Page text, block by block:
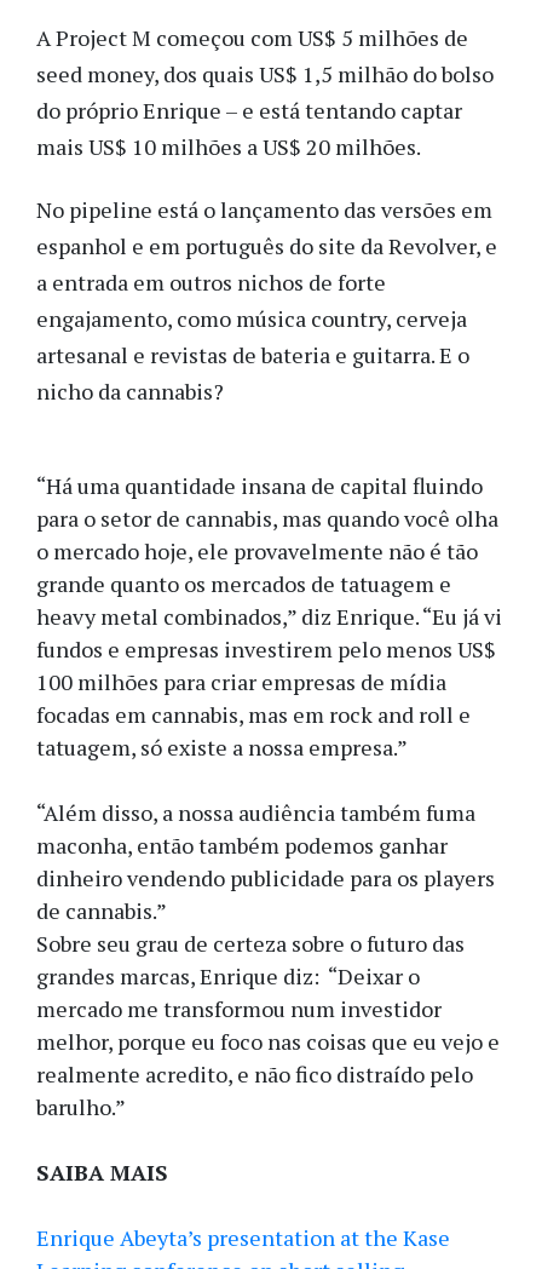
A Project M começou com US$ 5 milhões de
seed money, dos quais US$ 1,5 milhão do bolso
do próprio Enrique – e está tentando captar
mais US$ 10 milhões a US$ 20 milhões.
No pipeline está o lançamento das versões em
espanhol e em português do site da Revolver, e
a entrada em outros nichos de forte
engajamento, como música country, cerveja
artesanal e revistas de bateria e guitarra. E o
nicho da cannabis?
“Há uma quantidade insana de capital fluindo
para o setor de cannabis, mas quando você olha
o mercado hoje, ele provavelmente não é tão
grande quanto os mercados de tatuagem e
heavy metal combinados,” diz Enrique. “Eu já vi
fundos e empresas investirem pelo menos US$
100 milhões para criar empresas de mídia
focadas em cannabis, mas em rock and roll e
tatuagem, só existe a nossa empresa.”
“Além disso, a nossa audiência também fuma
maconha, então também podemos ganhar
dinheiro vendendo publicidade para os players
de cannabis.”
Sobre seu grau de certeza sobre o futuro das
grandes marcas, Enrique diz: “Deixar o
mercado me transformou num investidor
melhor, porque eu foco nas coisas que eu vejo e
realmente acredito, e não fico distraído pelo
barulho.”
SAIBA MAIS
Enrique Abeyta’s presentation at the Kase